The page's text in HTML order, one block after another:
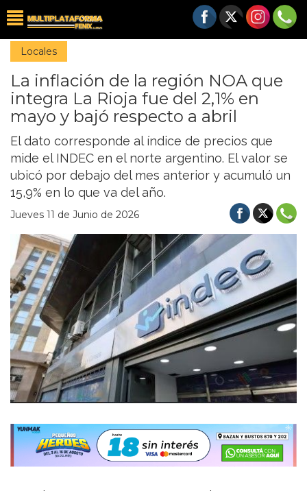
Locales
La inflación de la región NOA que
integra La Rioja fue del 2,1% en
mayo y bajó respecto a abril
El dato corresponde al índice de precios que
mide el INDEC en el norte argentino. El valor se
ubicó por debajo del mes anterior y acumuló un
15,9% en lo que va del año.
Jueves 11 de Junio de 2026